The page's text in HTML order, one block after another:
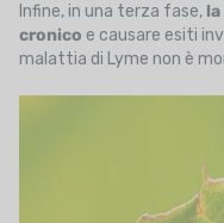
Infine, in una terza fase,
cronico e causare esiti
malattia di Lyme non è